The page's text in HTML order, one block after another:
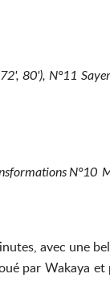
80'), N°11
N°10
avec une
par Wakaya